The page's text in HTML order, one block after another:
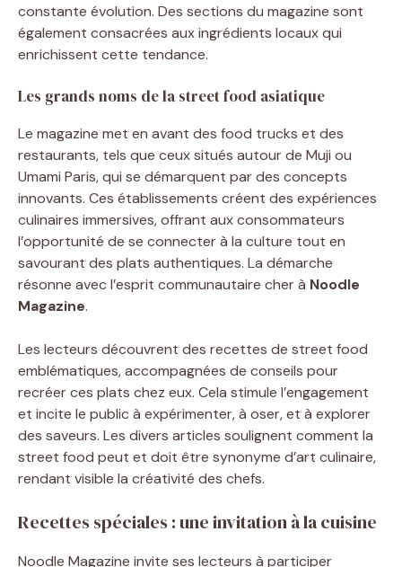
constante évolution. Des sections du magazine sont
également consacrées aux ingrédients locaux qui
enrichissent cette tendance.
Les grands noms de la street food asiatique
Le magazine met en avant des food trucks et des
restaurants, tels que ceux situés autour de Muji ou
Umami Paris, qui se démarquent par des concepts
innovants. Ces établissements créent des expériences
culinaires immersives, offrant aux consommateurs
l’opportunité de se connecter à la culture tout en
savourant des plats authentiques. La démarche
résonne avec l’esprit communautaire cher à Noodle
Magazine.
Les lecteurs découvrent des recettes de street food
emblématiques, accompagnées de conseils pour
recréer ces plats chez eux. Cela stimule l’engagement
et incite le public à expérimenter, à oser, et à explorer
des saveurs. Les divers articles soulignent comment la
street food peut et doit être synonyme d’art culinaire,
rendant visible la créativité des chefs.
Recettes spéciales : une invitation à la cuisine
Noodle Magazine invite ses lecteurs à participer